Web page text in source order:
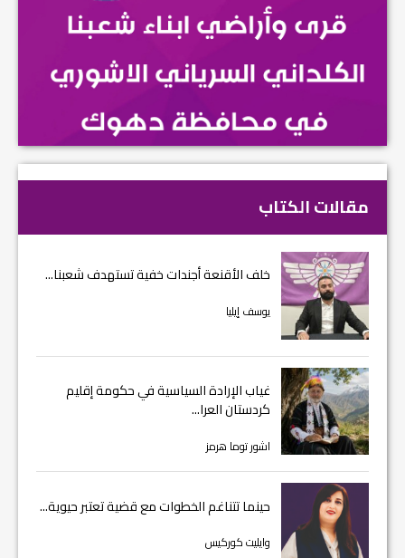
مقالات الكتاب
خلف الأقنعة أجندات خفية تستهدف شعبنا...
يوسف إيليا
غياب الإرادة السياسية في حكومة إقليم
كردستان العرا...
اشور توما هرمز
حينما تتناغم الخطوات مع قضية تعتبر حيوية...
وايليت كوركيس